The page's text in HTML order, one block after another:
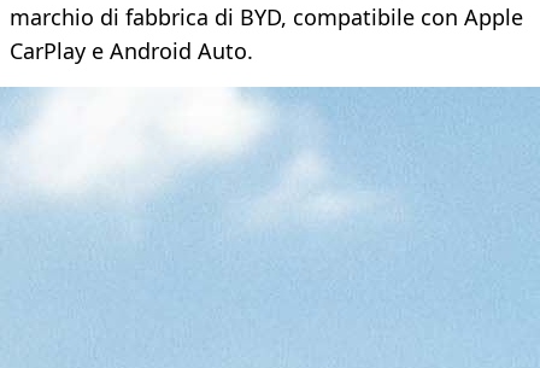
marchio di fabbrica di BYD, compatibile con Apple
CarPlay e Android Auto.